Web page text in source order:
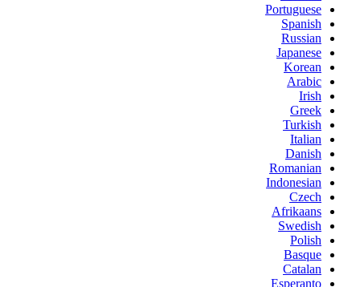
Portuguese
Spanish
Russian
Japanese
Korean
Arabic
Irish
Greek
Turkish
Italian
Danish
Romanian
Indonesian
Czech
Afrikaans
Swedish
Polish
Basque
Catalan
Esperanto